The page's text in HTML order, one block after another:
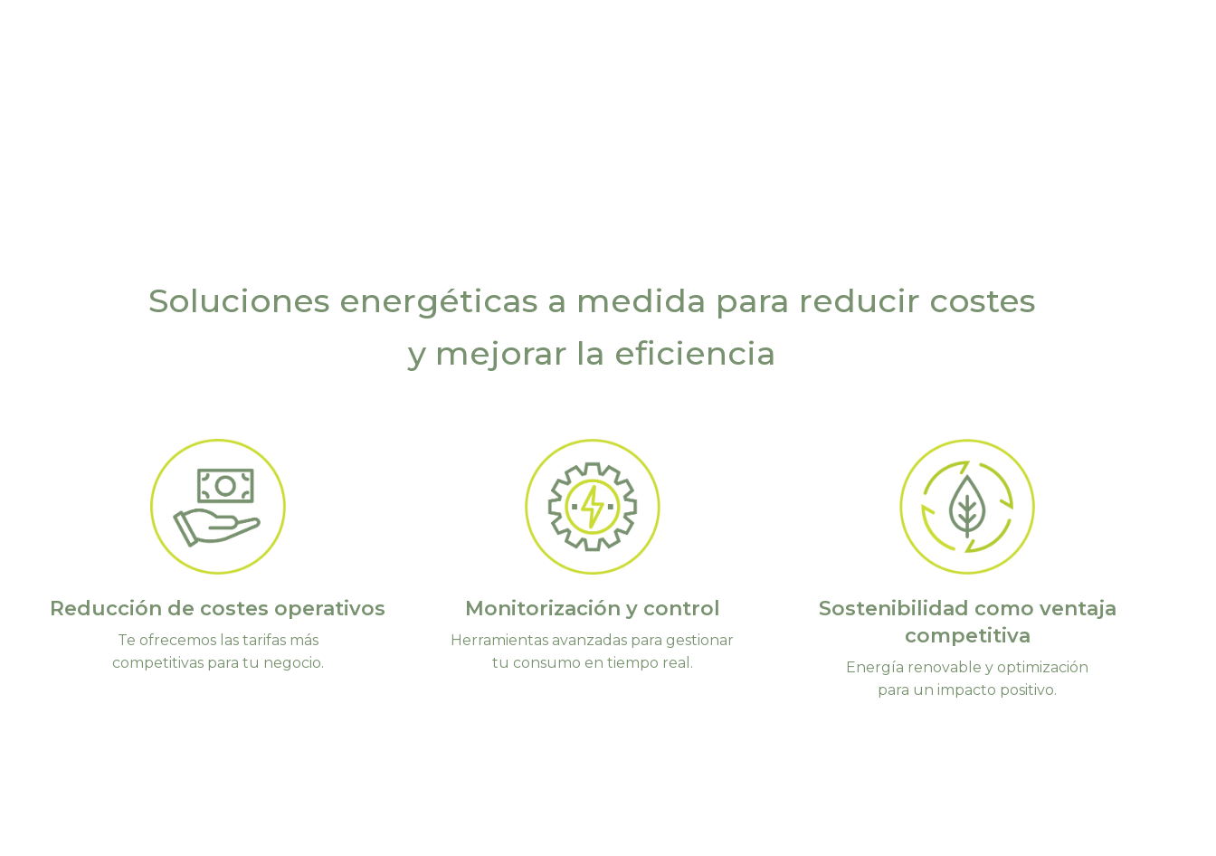
Soluciones energéticas a medida para reducir costes
y mejorar la eficiencia
Reducción de costes operativos
Te ofrecemos las tarifas más
competitivas para tu negocio.
Monitorización y control
Herramientas avanzadas para gestionar
tu consumo en tiempo real.
Sostenibilidad como ventaja
competitiva
Energía renovable y optimización
para un impacto positivo.